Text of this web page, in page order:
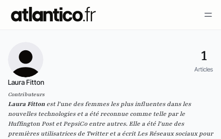
1
Articles
Laura Fitton
Contributeurs
Laura Fitton est l'une des femmes les plus influentes dans les
nouvelles technologies et a été reconnue comme telle par le
Huffington Post et PepsiCo entre autres. Elle a été l'une des
premières utilisatrices de Twitter et a écritLes Réseaux sociaux pour